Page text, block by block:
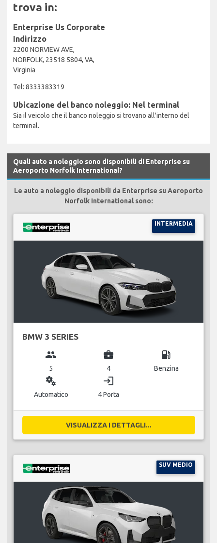
trova in:
Enterprise Us Corporate
Indirizzo
2200 NORVIEW AVE,
NORFOLK, 23518 5804, VA,
Virginia
Tel: 8333383319
Ubicazione del banco noleggio: Nel terminal
Sia il veicolo che il banco noleggio si trovano all'interno del
terminal.
Quali auto a noleggio sono disponibili di Enterprise su
Aeroporto Norfolk International?
Le auto a noleggio disponibili da Enterprise su Aeroporto
Norfolk International sono:
INTERMEDIA
BMW 3 SERIES
group
5
business_center
4
local_gas_station
Benzina
miscellaneous_services
Automatico
login
4 Porta
VISUALIZZA I DETTAGLI...
SUV MEDIO